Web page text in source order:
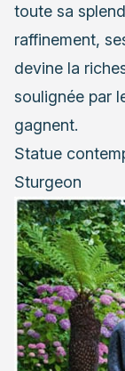
toute sa
raffinement,
devine la
soulignée par
gagnent.
Statue
Sturgeon